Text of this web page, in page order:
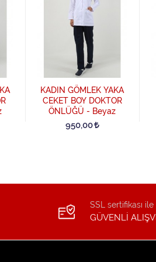
KADIN GÖMLEK YAKA
CEKET BOY DOKTOR
ÖNLÜĞÜ - Beyaz
950,00
SSL sertifikası ile
GÜVENLİ